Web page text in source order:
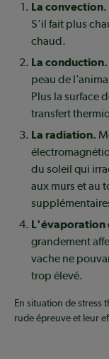
La convection.
S’il fait plus
chaud.
La conduction.
peau de
Plus la surface
transfert
La radiation.
du soleil qui
aux murs et au
L'évaporation
grandement
vache ne
trop élevé.
En situation de stress
rude épreuve et leur